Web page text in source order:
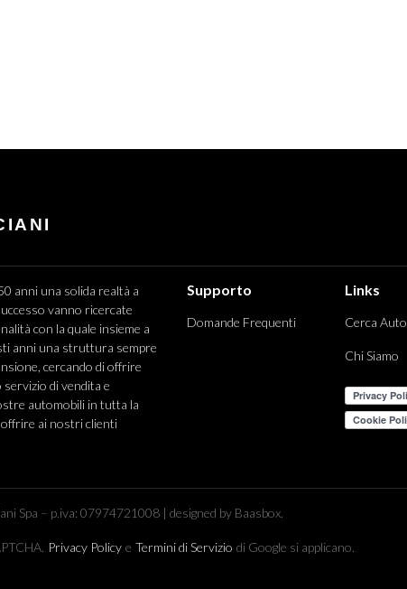
anni una solida realtà a
vanno ricercate
con la quale insieme a
anni una struttura sempre
cercando di offrire
di vendita e
automobili in tutta la
ai nostri clienti
Supporto
Domande Frequenti
Links
Cerca Auto
Chi Siamo
Spa – p.iva: 07974721008 | designed by Baasbox.
Privacy Policy e Termini di Servizio di Google si applicano.